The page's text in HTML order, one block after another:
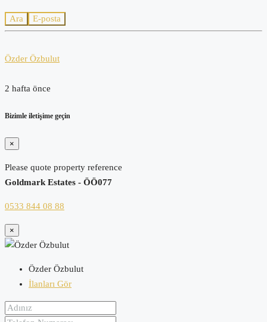
Ara E-posta
Özder Özbulut
2 hafta önce
Bizimle iletişime geçin
×
Please quote property reference
Goldmark Estates - ÖÖ077
0533 844 08 88
×
Özder Özbulut
İlanları Gör